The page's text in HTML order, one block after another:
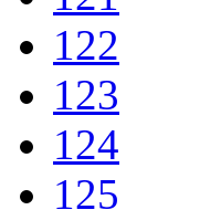
122
123
124
125